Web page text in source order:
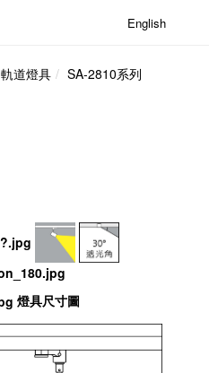
English
軌道燈具 SA-2810系列
燈具尺寸圖